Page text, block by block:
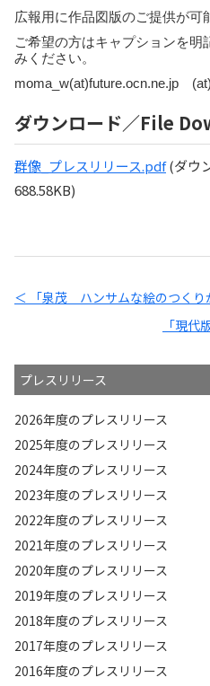
広報用に作品図版のご提供が可
ご希望の方はキャプションを明
みください。
moma_w(at)future.ocn.ne.jp
ダウンロード／File
群像_プレスリリース.pdf(ダウ
688.58KB)
＜ 「泉茂 ハンサムな絵のつくり
「現
プレスリリース
2026年度のプレスリリース
2025年度のプレスリリース
2024年度のプレスリリース
2023年度のプレスリリース
2022年度のプレスリリース
2021年度のプレスリリース
2020年度のプレスリリース
2019年度のプレスリリース
2018年度のプレスリリース
2017年度のプレスリリース
2016年度のプレスリリース